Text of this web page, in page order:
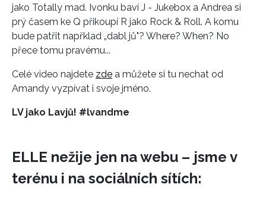
jako Totally mad. Ivonku baví J - Jukebox a Andrea si
prý časem ke Q přikoupí R jako Rock & Roll. A komu
bude patřit napřklad „dabl jů"? Where? When? No
přece tomu pravému...
Celé video najdete zde a můžete si tu nechat od
Amandy vyzpívat i svoje jméno.
LV jako Lavjů! #lvandme
ELLE nežije jen na webu – jsme v
terénu i na sociálních sítích: